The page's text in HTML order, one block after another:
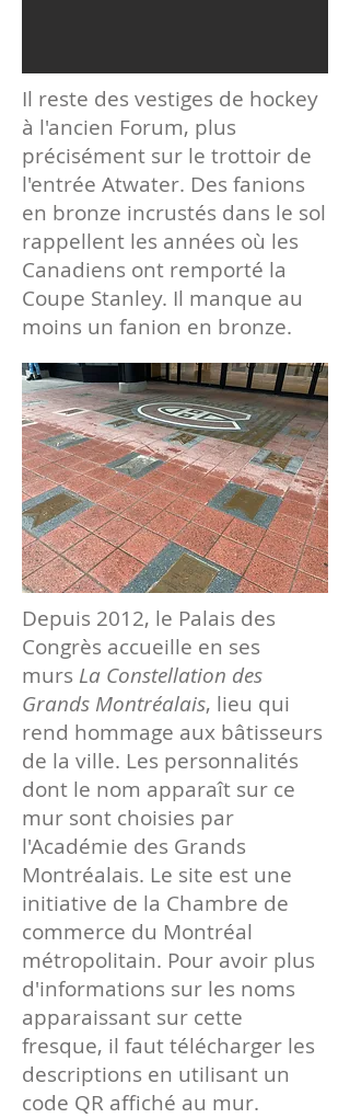
Il reste des vestiges de hockey
à l'ancien Forum, plus
précisément sur le trottoir de
l'entrée Atwater. Des fanions
en bronze incrustés dans le sol
rappellent les années où les
Canadiens ont remporté la
Coupe Stanley. Il manque au
moins un fanion en bronze.
Depuis 2012, le Palais des
Congrès accueille en ses
murs La Constellation des
Grands Montréalais, lieu qui
rend hommage aux bâtisseurs
de la ville. Les personnalités
dont le nom apparaît sur ce
mur sont choisies par
l'Académie des Grands
Montréalais. Le site est une
initiative de la Chambre de
commerce du Montréal
métropolitain. Pour avoir plus
d'informations sur les noms
apparaissant sur cette
fresque, il faut télécharger les
descriptions en utilisant un
code QR affiché au mur.